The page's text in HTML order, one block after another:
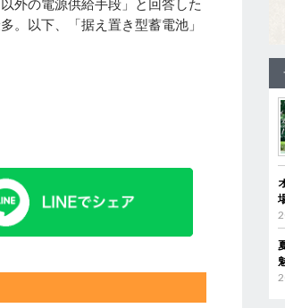
外の電源供給手段」と回答した
。以下、「据え置き型蓄電池」